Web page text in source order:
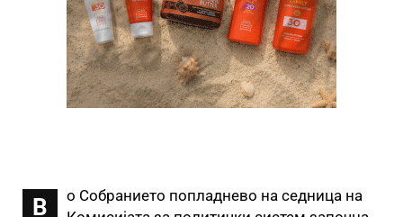
В
о Собранието попладнево на седница на